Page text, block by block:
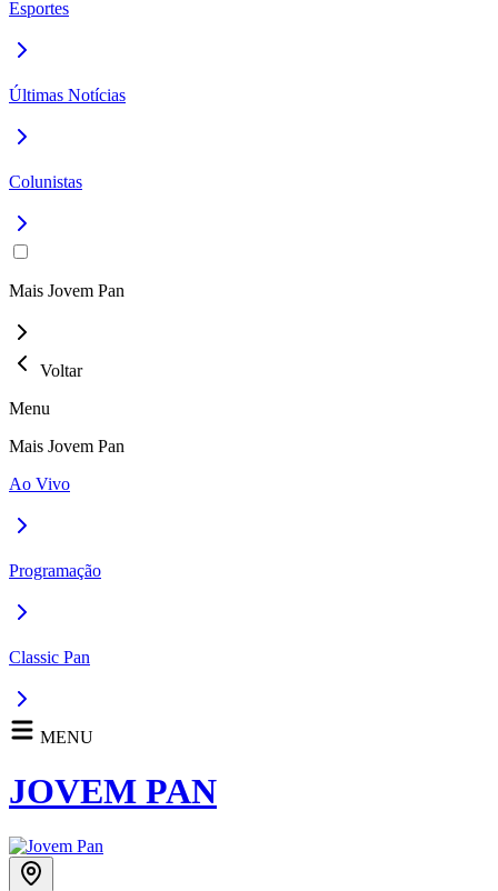
Esportes
Últimas Notícias
Colunistas
Mais Jovem Pan
Voltar
Menu
Mais Jovem Pan
Ao Vivo
Programação
Classic Pan
MENU
JOVEM PAN